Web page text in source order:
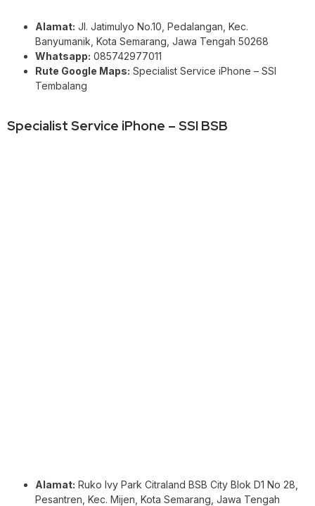
Alamat: Jl. Jatimulyo No.10, Pedalangan, Kec.
Banyumanik, Kota Semarang, Jawa Tengah 50268
Whatsapp: 085742977011
Rute Google Maps: Specialist Service iPhone – SSI
Tembalang
Specialist Service iPhone – SSI BSB
Alamat: Ruko Ivy Park Citraland BSB City Blok D1 No 28,
Pesantren, Kec. Mijen, Kota Semarang, Jawa Tengah